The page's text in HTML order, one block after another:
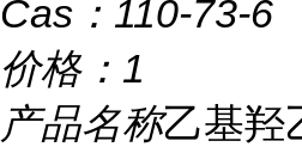
Cas： 110-73-6
价格： 1
产品名称乙基羟